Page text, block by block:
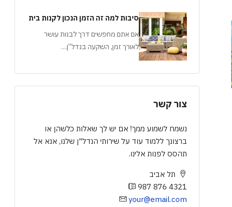
סיבות למה זה הזמן הנכון לקנות בית
אם אתם מחפשים דרך לבנות עושר
לאורך זמן, השקעה בנדל”ן…
צור קשר
נשמח לשמוע ממך! אם יש לך שאלות כלשהן או
ברצונך ללמוד עוד על שירותי הנדל"ן שלנו, אנא אל
תהסס לפנות אלינו.
תל אביב
987 876 4321
your@email.com